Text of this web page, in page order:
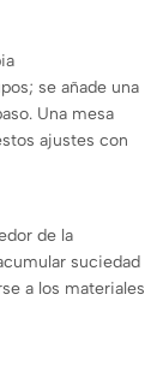
se añade una
Una mesa
ajustes con
de la
suciedad
a los materiales